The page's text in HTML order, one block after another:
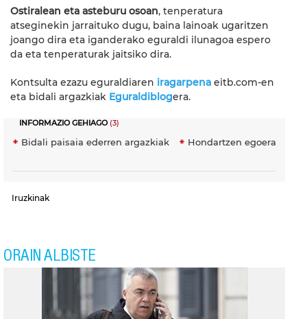
Ostiralean eta asteburu osoan, tenperatura
atseginekin jarraituko dugu, baina lainoak ugaritzen
joango dira eta iganderako eguraldi ilunagoa espero
da eta tenperaturak jaitsiko dira.
Kontsulta ezazu eguraldiaren iragarpena eitb.com-en
eta bidali argazkiak Eguraldiblogera.
INFORMAZIO GEHIAGO(3)
Bidali paisaia ederren argazkiak Hondartzen egoera
Iruzkinak
ORAIN ALBISTE